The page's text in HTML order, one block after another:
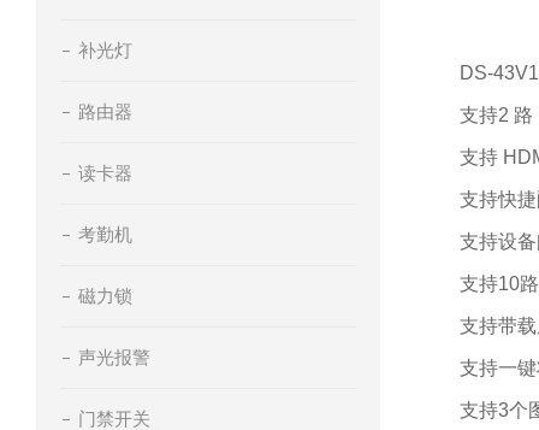
补光灯
路由器
读卡器
考勤机
磁力锁
声光报警
门禁开关
DS-
支持2 路
支持
支持快
支持设
支持10
支持带
支持一
支持3个